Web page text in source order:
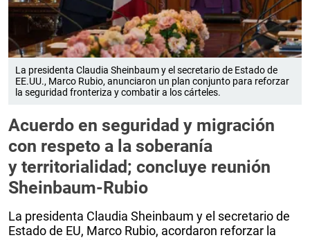
La presidenta Claudia Sheinbaum y el secretario de Estado de
EE.UU., Marco Rubio, anunciaron un plan conjunto para reforzar
la seguridad fronteriza y combatir a los cárteles.
Acuerdo en seguridad y migración
con respeto a la soberanía
y territorialidad; concluye reunión
Sheinbaum-Rubio
La presidenta Claudia Sheinbaum y el secretario de
Estado de EU, Marco Rubio, acordaron reforzar la